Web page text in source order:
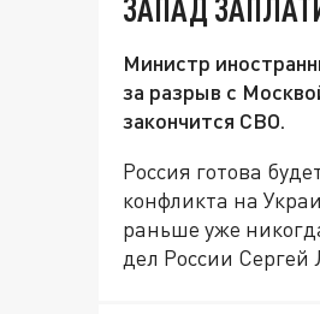
ЗАПАД
Министр
за разрыв с
закончится СВО.
Россия готова
конфликта на
раньше уже
дел России